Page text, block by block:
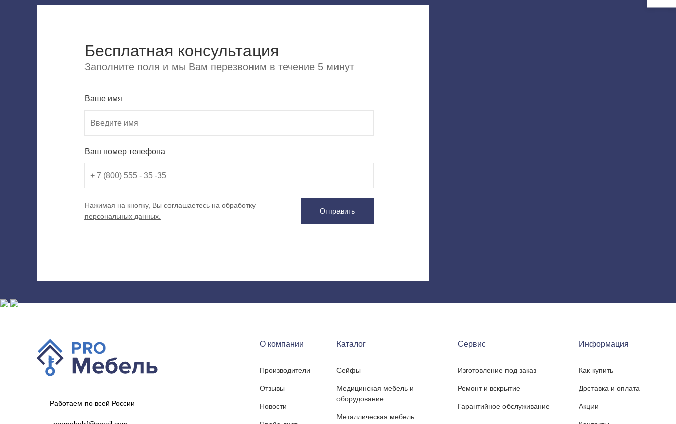
Бесплатная консультация
Заполните поля и мы Вам перезвоним в течение 5 минут
Ваше имя
Ваш номер телефона
Нажимая на кнопку, Вы соглашаетесь на обработку
персональных данных.
Отправить
Работаем по всей России
О компании
Производители
Отзывы
Новости
Каталог
Сейфы
Медицинская мебель и
оборудование
Металлическая мебель
Сервис
Изготовление под заказ
Ремонт и вскрытие
Гарантийное обслуживание
Информация
Как купить
Доставка и оплата
Акции